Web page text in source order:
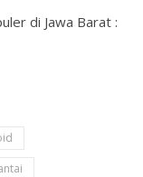
di Jawa Barat :